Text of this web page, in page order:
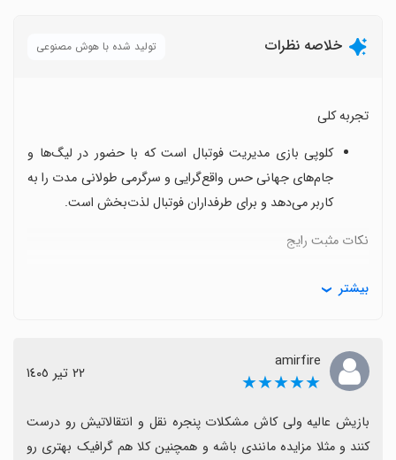
خلاصه نظرات تولید شده با هوش مصنوعی
تجربه کلی
کلوپی بازی مدیریت فوتبال است که با حضور در لیگ‌ها و
جام‌های جهانی حس واقع‌گرایی و سرگرمی طولانی مدت را به
کاربر می‌دهد و برای طرفداران فوتبال لذت‌بخش است.
نکات مثبت رایج
کاربران از باگ‌های شدید، خطاهای مداوم، قطعی سرورها و
مختل می‌کند.
بیشتر
amirfire
★★★★★ ٢٢ تیر ١٤٠٥